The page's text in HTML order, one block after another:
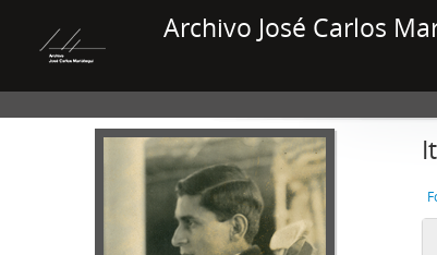
Archivo José Carlos